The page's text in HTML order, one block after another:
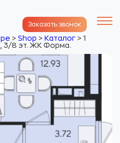
Заказать звонок
> Shop > Каталог > 1
3/8 эт. ЖК Форма.